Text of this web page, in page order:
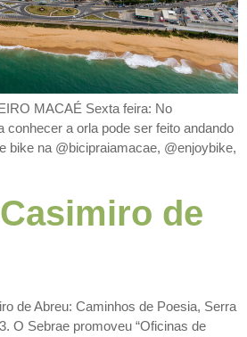
MACAÉ Sexta feira: No
conhecer a orla pode ser feito andando
bike na @bicipraiamacae, @enjoybike,
de
de Abreu: Caminhos de Poesia, Serra
O Sebrae promoveu “Oficinas de